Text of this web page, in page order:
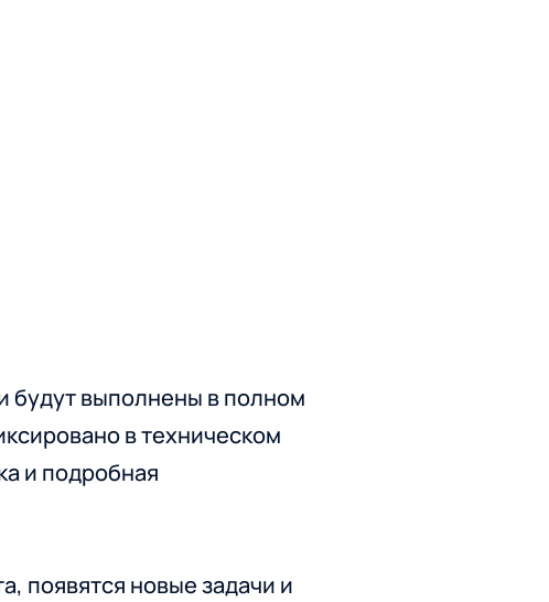
будут выполнены в полном
в техническом
и подробная
появятся новые задачи и